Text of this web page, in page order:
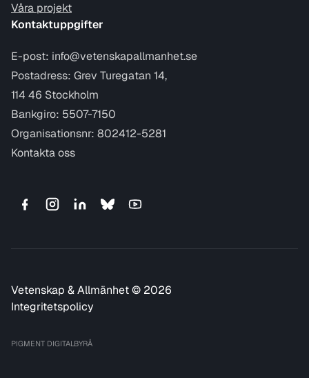
Våra projekt
Kontaktuppgifter
E-post: info@vetenskapallmanhet.se
Postadress: Grev Turegatan 14,
114 46 Stockholm
Bankgiro: 5507-7150
Organisationsnr: 802412-5281
Kontakta oss
Vetenskap & Allmänhet © 2026
Integritetspolicy
PIGMENT DIGITALBYRÅ